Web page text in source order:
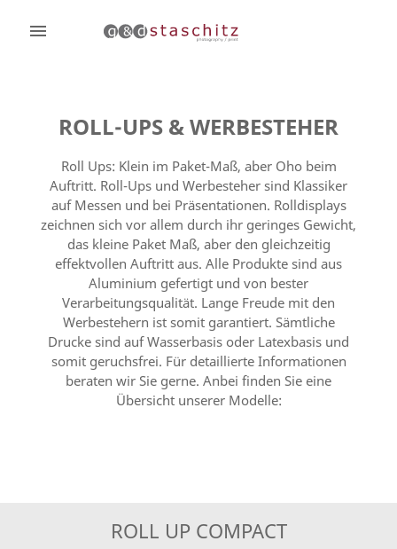

ROLL-UPS & WERBESTEHER
Roll Ups: Klein im Paket-Maß, aber Oho beim
Auftritt. Roll-Ups und Werbesteher sind Klassiker
auf Messen und bei Präsentationen. Rolldisplays
zeichnen sich vor allem durch ihr geringes Gewicht,
das kleine Paket Maß, aber den gleichzeitig
effektvollen Auftritt aus. Alle Produkte sind aus
Aluminium gefertigt und von bester
Verarbeitungsqualität. Lange Freude mit den
Werbestehern ist somit garantiert. Sämtliche
Drucke sind auf Wasserbasis oder Latexbasis und
somit geruchsfrei. Für detaillierte Informationen
beraten wir Sie gerne. Anbei finden Sie eine
Übersicht unserer Modelle:
ROLL UP COMPACT